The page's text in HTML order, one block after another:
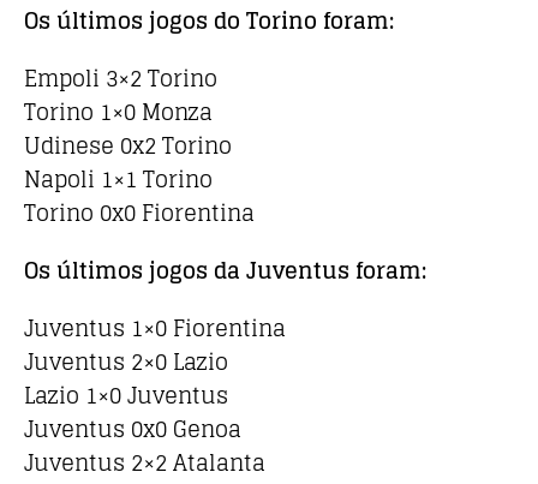
Os últimos jogos do Torino foram:
Empoli 3×2 Torino
Torino 1×0 Monza
Udinese 0x2 Torino
Napoli 1×1 Torino
Torino 0x0 Fiorentina
Os últimos jogos da Juventus foram:
Juventus 1×0 Fiorentina
Juventus 2×0 Lazio
Lazio 1×0 Juventus
Juventus 0x0 Genoa
Juventus 2×2 Atalanta